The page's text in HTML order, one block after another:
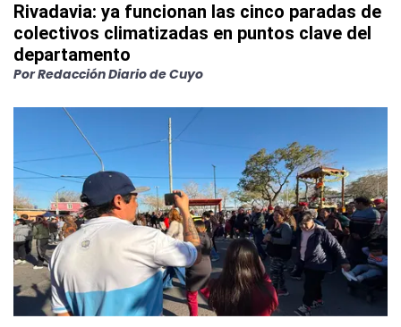
Rivadavia: ya funcionan las cinco paradas de
colectivos climatizadas en puntos clave del
departamento
PorRedacción Diario de Cuyo